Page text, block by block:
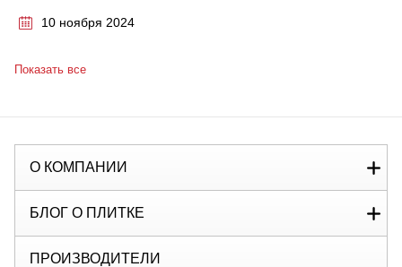
10 ноября 2024
Показать все
О КОМПАНИИ
БЛОГ О ПЛИТКЕ
ПРОИЗВОДИТЕЛИ